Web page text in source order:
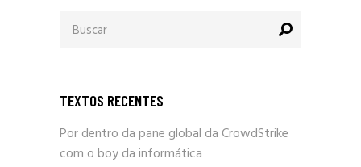
por:
TEXTOS RECENTES
Por dentro da pane global da CrowdStrike
com o boy da informática